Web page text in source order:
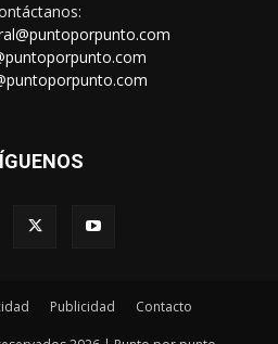
Publicidad Contacto